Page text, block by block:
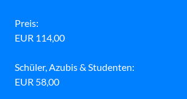
Preis:
EUR 114,00
Schüler, Azubis & Studenten:
EUR 58,00